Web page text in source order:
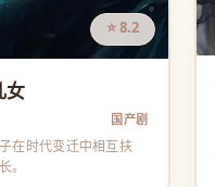
⭐ 8.2
女
国产剧
在时代变迁中相互扶
。